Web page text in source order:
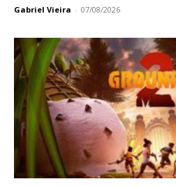
Gabriel Vieira - 07/08/2026